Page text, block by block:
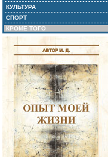
КУЛЬТУРА
СПОРТ
КРОМЕ ТОГО